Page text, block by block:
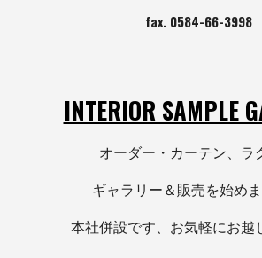
fax. 0584-66-3998
INTERIOR SAMPLE
オーダー・カーテン、ラ
ギャラリー＆販売を始めま
本社併設です、お気軽にお越